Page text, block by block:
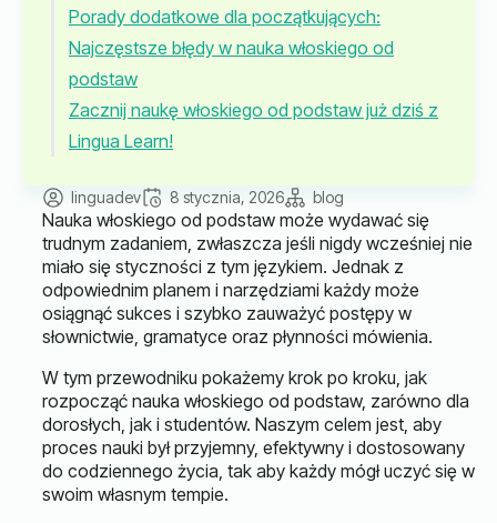
Porady dodatkowe dla początkujących:
Najczęstsze błędy w nauka włoskiego od
podstaw
Zacznij naukę włoskiego od podstaw już dziś z
Lingua Learn!
linguadev 8 stycznia, 2026 blog
Nauka włoskiego od podstaw może wydawać się
trudnym zadaniem, zwłaszcza jeśli nigdy wcześniej nie
miało się styczności z tym językiem. Jednak z
odpowiednim planem i narzędziami każdy może
osiągnąć sukces i szybko zauważyć postępy w
słownictwie, gramatyce oraz płynności mówienia.
W tym przewodniku pokażemy krok po kroku, jak
rozpocząć nauka włoskiego od podstaw, zarówno dla
dorosłych, jak i studentów. Naszym celem jest, aby
proces nauki był przyjemny, efektywny i dostosowany
do codziennego życia, tak aby każdy mógł uczyć się w
swoim własnym tempie.